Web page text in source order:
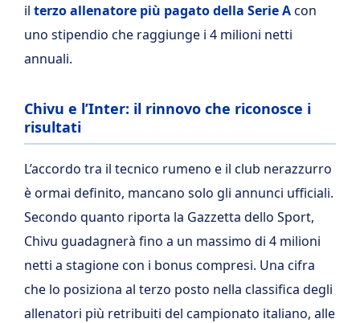
il terzo allenatore più pagato della Serie Acon
uno stipendio che raggiunge i 4 milioni netti
annuali.
Chivu e l’Inter: il rinnovo che riconosce i
risultati
L’accordo tra il tecnico rumeno e il club nerazzurro
è ormai definito, mancano solo gli annunci ufficiali.
Secondo quanto riporta la Gazzetta dello Sport,
Chivu guadagnerà fino a un massimo di 4 milioni
netti a stagione con i bonus compresi. Una cifra
che lo posiziona al terzo posto nella classifica degli
allenatori più retribuiti del campionato italiano, alle